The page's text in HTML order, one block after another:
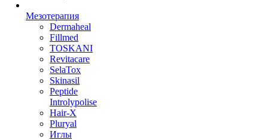
Мезотерапия
Dermaheal
Fillmed
TOSKANI
Revitacare
SelaTox
Skinasil
Peptide
Introlypolise
Hair-X
Pluryal
Иглы